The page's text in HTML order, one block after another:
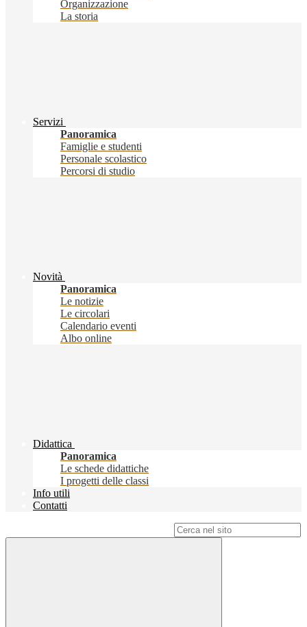
Organizzazione
La storia
Servizi
Panoramica
Famiglie e studenti
Personale scolastico
Percorsi di studio
Novità
Panoramica
Le notizie
Le circolari
Calendario eventi
Albo online
Didattica
Panoramica
Le schede didattiche
I progetti delle classi
Info utili
Contatti